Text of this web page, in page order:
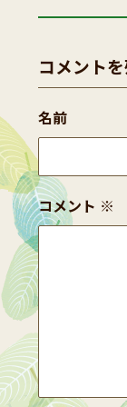
コメント
コメント ※
名前